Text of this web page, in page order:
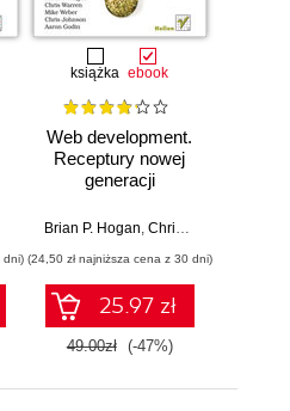
dni)
książka ebook
Web development.
Receptury nowej
generacji
Brian P. Hogan Chris Warren
(24,50 zł najniższa cena z 30 dni)
25.97 zł
49.00zł (-47%)